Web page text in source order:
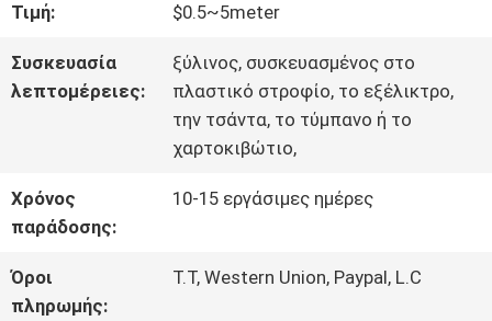
ΜΑΣ
ΕΛΆΤΕ
ΕΠΑΦΉ
ΜΕ
Τιμή: $0.5~5meter
Συσκευασία
λεπτομέρειες:
ξύλινος, συσκευασμένος στο
πλαστικό στροφίο, το εξέλικτρο,
την τσάντα, το τύμπανο ή το
χαρτοκιβώτιο,
Χρόνος
παράδοσης:
10-15 εργάσιμες ημέρες
Όροι
πληρωμής:
T.T, Western Union, Paypal, L.C